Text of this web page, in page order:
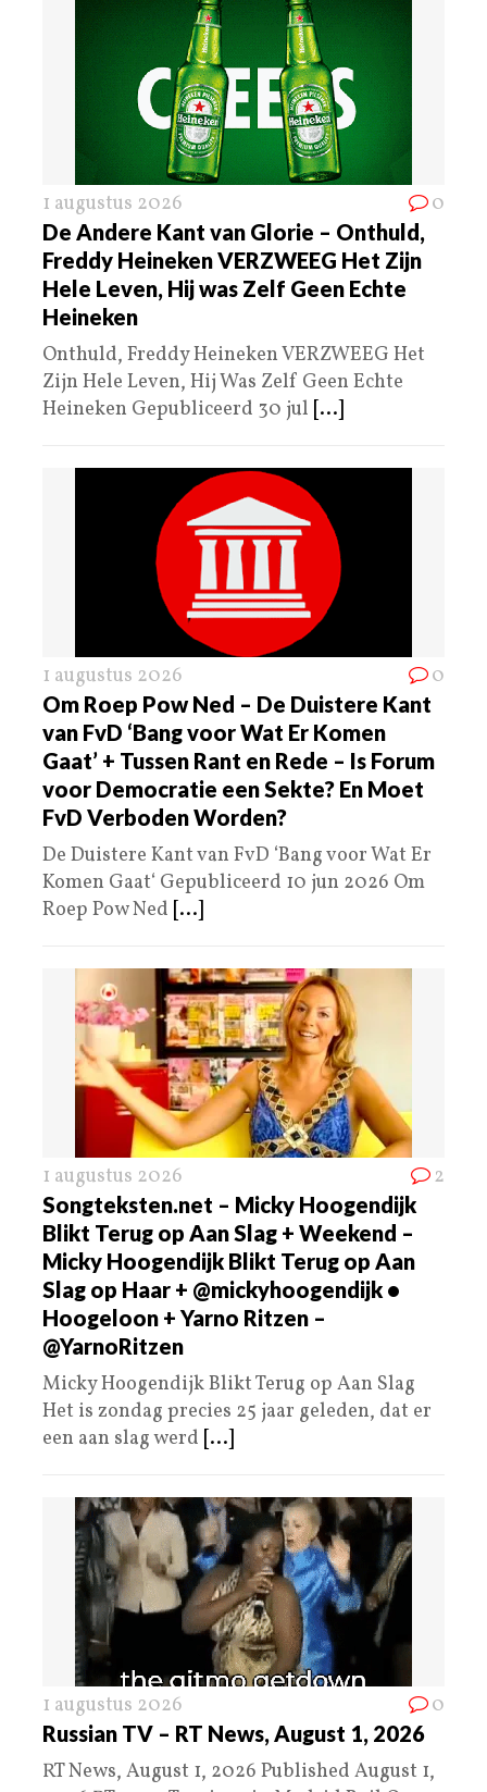
1 augustus 2026 0
De Andere Kant van Glorie – Onthuld,
Freddy Heineken VERZWEEG Het Zijn
Hele Leven, Hij was Zelf Geen Echte
Heineken
Onthuld, Freddy Heineken VERZWEEG Het
Zijn Hele Leven, Hij Was Zelf Geen Echte
Heineken Gepubliceerd 30 jul [...]
1 augustus 2026 0
Om Roep Pow Ned – De Duistere Kant
van FvD ‘Bang voor Wat Er Komen
Gaat’ + Tussen Rant en Rede – Is Forum
voor Democratie een Sekte? En Moet
FvD Verboden Worden?
De Duistere Kant van FvD ‘Bang voor Wat Er
Komen Gaat‘ Gepubliceerd 10 jun 2026 Om
Roep Pow Ned [...]
1 augustus 2026 2
Songteksten.net – Micky Hoogendijk
Blikt Terug op Aan Slag + Weekend –
Micky Hoogendijk Blikt Terug op Aan
Slag op Haar + @mickyhoogendijk •
Hoogeloon + Yarno Ritzen –
@YarnoRitzen
Micky Hoogendijk Blikt Terug op Aan Slag
Het is zondag precies 25 jaar geleden, dat er
een aan slag werd [...]
1 augustus 2026 0
Russian TV – RT News, August 1, 2026
RT News, August 1, 2026 Published August 1,